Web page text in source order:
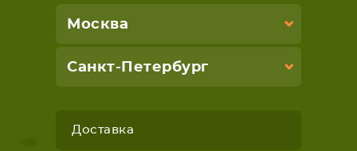
Москва
Санкт-Петербург
Доставка